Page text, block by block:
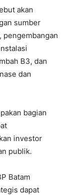
akan
sumber
pengembangan
B3, dan
dan
bagian
investor
publik.
Batam
dapat